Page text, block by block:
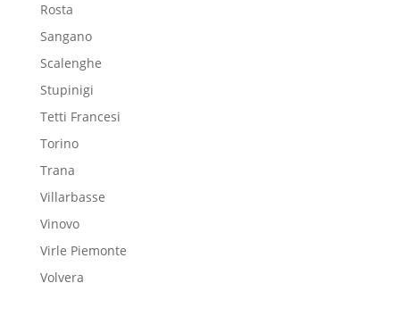
Rosta
Sangano
Scalenghe
Stupinigi
Tetti Francesi
Torino
Trana
Villarbasse
Vinovo
Virle Piemonte
Volvera